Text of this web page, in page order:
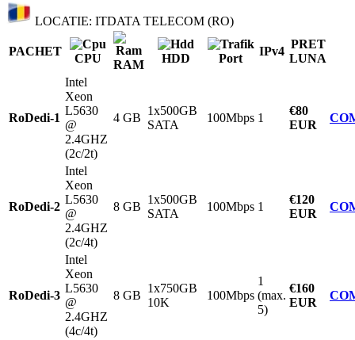
LOCATIE: ITDATA TELECOM (RO)
PACHET
CPU RAM HDD Port
IPv4
PRET
LUNA
RoDedi-1
Intel
Xeon
L5630
@
2.4GHZ
(2c/2t)
4 GB
1x500GB
SATA
100Mbps 1
€80
EUR
RoDedi-2
Intel
Xeon
L5630
@
2.4GHZ
(2c/4t)
8 GB
1x500GB
SATA
100Mbps 1
€120
EUR
RoDedi-3
Intel
Xeon
L5630
@
2.4GHZ
(4c/4t)
8 GB
1x750GB
10K
100Mbps
1
(max.
5)
€160
EUR